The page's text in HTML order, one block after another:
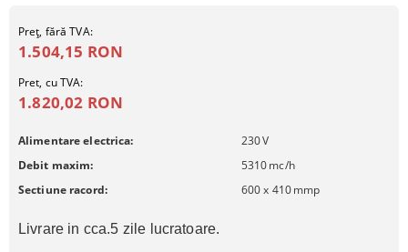
Preţ, fără TVA:
1.504,15 RON
Pret, cu TVA:
1.820,02 RON
Alimentare electrica: 230V
Debit maxim:
5310mc/h
Sectiune racord:
600 x 410mmp
Livrare in cca.5 zile lucratoare.